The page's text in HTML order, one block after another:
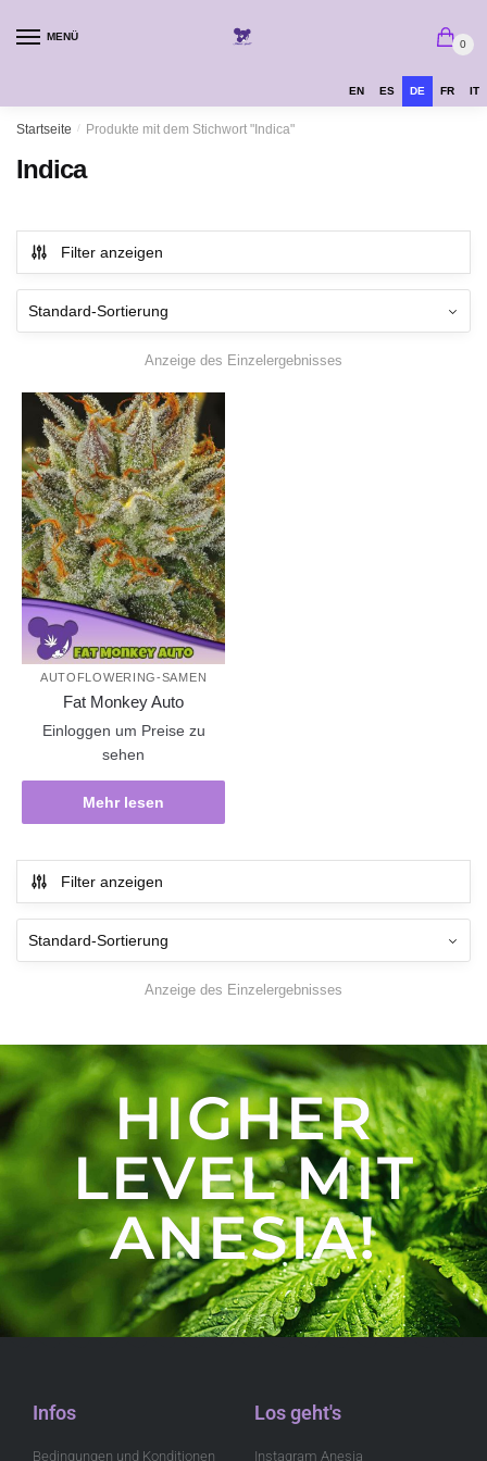
MENÜ
0
EN ES DE FR IT
Startseite / Produkte mit dem Stichwort "Indica"
Indica
Filter anzeigen
Anzeige des Einzelergebnisses
AUTOFLOWERING-SAMEN
Fat Monkey Auto
Einloggen um Preise zu
sehen
Mehr lesen
Filter anzeigen
Anzeige des Einzelergebnisses
HIGHER
LEVEL MIT
ANESIA!
Infos
Bedingungen und Konditionen
Los geht's
Instagram Anesia